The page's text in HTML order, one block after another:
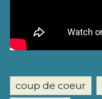
coup de coeur